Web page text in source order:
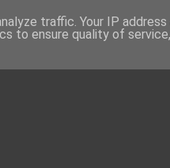
traffic. Your IP address
to ensure quality of